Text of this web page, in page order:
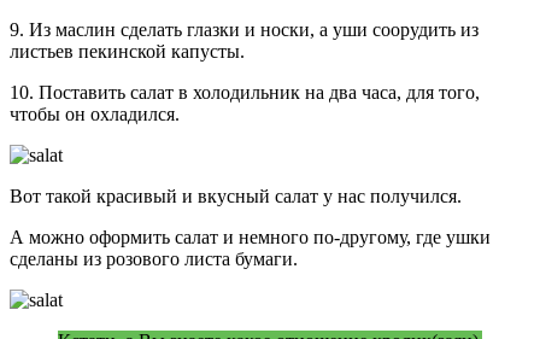
9. Из маслин сделать глазки и носки, а уши соорудить из
листьев пекинской капусты.
10. Поставить салат в холодильник на два часа, для того,
чтобы он охладился.
Вот такой красивый и вкусный салат у нас получился.
А можно оформить салат и немного по-другому, где ушки
сделаны из розового листа бумаги.